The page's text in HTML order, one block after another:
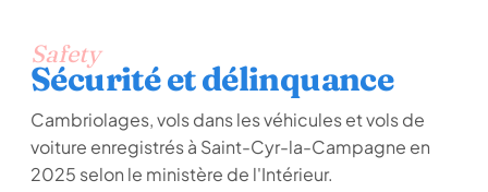
Safety
Sécurité et délinquance
Cambriolages, vols dans les véhicules et vols de
voiture enregistrés à Saint-Cyr-la-Campagne en
2025 selon le ministère de l'Intérieur.